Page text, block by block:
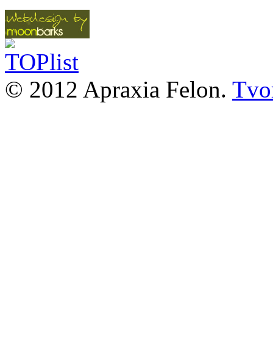
© 2012 Apraxia Felon.